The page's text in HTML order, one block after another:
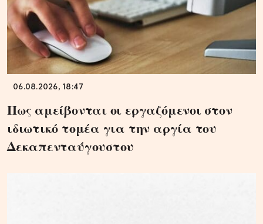
06.08.2026, 18:47
Πως αμείβονται οι εργαζόμενοι στον
ιδιωτικό τομέα για την αργία του
Δεκαπενταύγουστου